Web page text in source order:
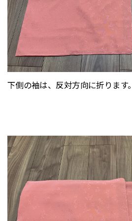
下側の袖は、反対方向に折ります。